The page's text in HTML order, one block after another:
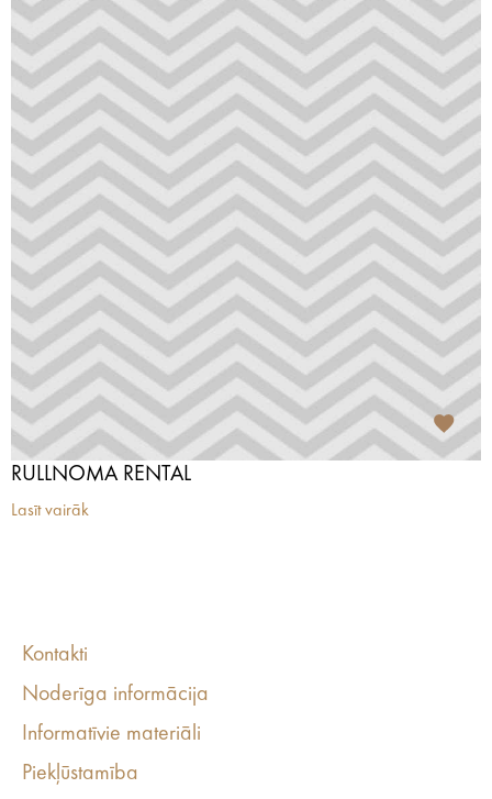
RULLNOMA RENTAL
Lasīt vairāk
Kontakti
Noderīga informācija
Informatīvie materiāli
Piekļūstamība